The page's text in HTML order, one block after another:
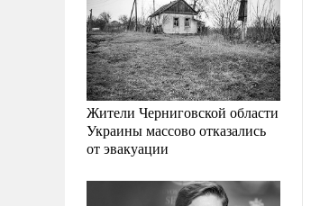
Жители Черниговской области
Украины массово отказались
от эвакуации